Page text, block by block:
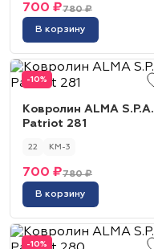
780 ₽
700 ₽
В корзину
-10%
Ковролин ALMA S.P.A.
Patriot 281
22 КМ-3
780 ₽
700 ₽
В корзину
-10%